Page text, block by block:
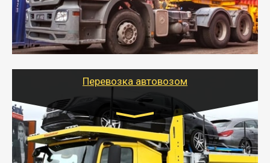
- Наша транспортная компания поможет
организовать доставку в порт и из порта
стандартных контейнеров на контейнеровозе,
шаландах и площадках (открытых кузовах),
используя надежные крепления.
Перевозка автовозом
Цена за км. Рассчитывается
индивидуально